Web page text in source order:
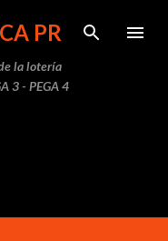
PR
la lotería
3 - PEGA 4